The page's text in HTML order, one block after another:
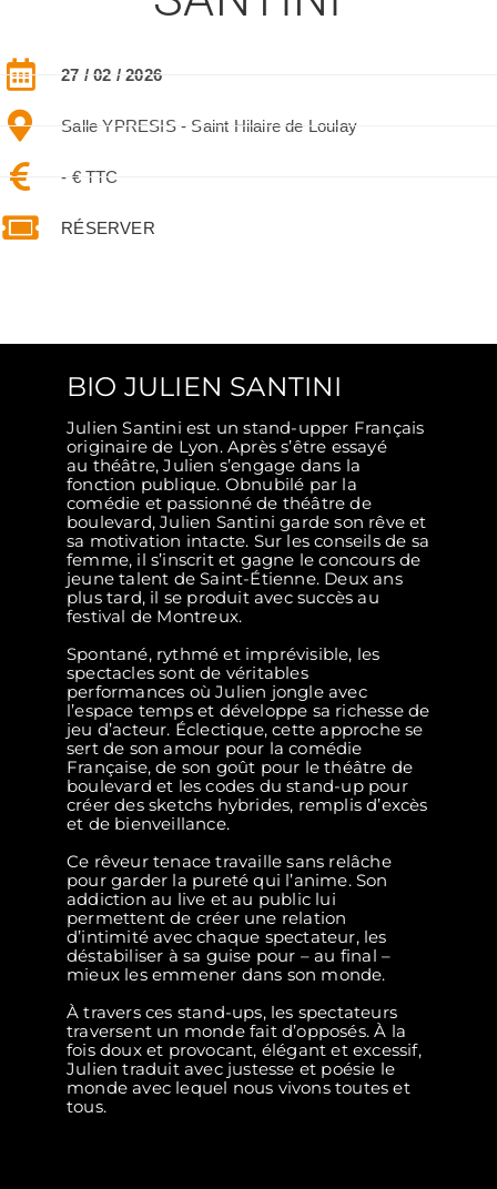
27 / 02 / 2026
Salle YPRESIS - Saint Hilaire de Loulay
- € TTC
RÉSERVER
BIO JULIEN SANTINI
Julien Santini est un stand-upper Français
originaire de Lyon. Après s’être essayé
au théâtre, Julien s’engage dans la
fonction publique. Obnubilé par la
comédie et passionné de théâtre de
boulevard, Julien Santini garde son rêve et
sa motivation intacte. Sur les conseils de sa
femme, il s’inscrit et gagne le concours de
jeune talent de Saint-Étienne. Deux ans
plus tard, il se produit avec succès au
festival de Montreux.
Spontané, rythmé et imprévisible, les
spectacles sont de véritables
performances où Julien jongle avec
l’espace temps et développe sa richesse de
jeu d’acteur. Éclectique, cette approche se
sert de son amour pour la comédie
Française, de son goût pour le théâtre de
boulevard et les codes du stand-up pour
créer des sketchs hybrides, remplis d’excès
et de bienveillance.
Ce rêveur tenace travaille sans relâche
pour garder la pureté qui l’anime. Son
addiction au live et au public lui
permettent de créer une relation
d’intimité avec chaque spectateur, les
déstabiliser à sa guise pour – au final –
mieux les emmener dans son monde.
À travers ces stand-ups, les spectateurs
traversent un monde fait d’opposés. À la
fois doux et provocant, élégant et excessif,
Julien traduit avec justesse et poésie le
monde avec lequel nous vivons toutes et
tous.